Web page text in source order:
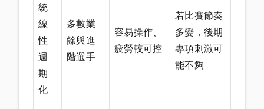
統
線
性
週
期
化
多數業
餘與進
階選手
容易操作、
疲勞較可控
若比賽節奏
多變，後期
專項刺激可
能不夠